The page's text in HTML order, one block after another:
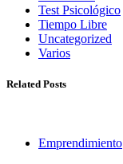
Test Psicológico
Tiempo Libre
Uncategorized
Varios
Related Posts
Emprendimiento